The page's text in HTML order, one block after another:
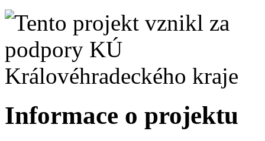
Informace o projektu